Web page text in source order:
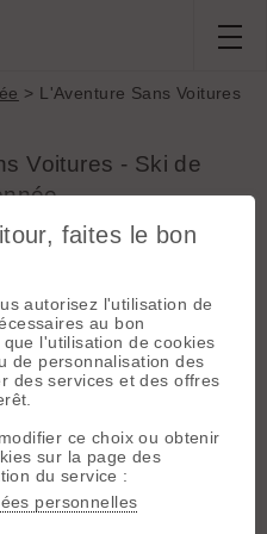
> L'Aventure Sans Voitures
Voitures - Ski de
25.11.25 à 18:22 ::
503 vus ::
0 commentaires
accompagnés d’échanges
possibilités de mobilité
»
faites le bon
autorisez l'utilisation de
au bon
l'utilisation de cookies
de personnalisation des
des services et des offres
ce choix ou obtenir
sur la page des
du service :
personnelles